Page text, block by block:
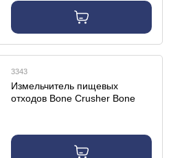
3343
Измельчитель пищевых
отходов Bone Crusher Bone